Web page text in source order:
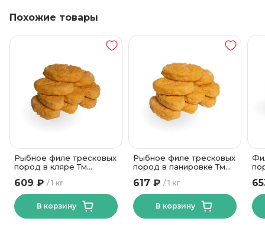
Жиры, в граммах (на 100 г)
Срок годности
Температура хранения
-18
Углеводы, в граммах (на 100г)
11
Вид упаковки
Целлофан
Похожие товары
Рыбное филе тресковых
пород в кляре Тм
1 кг
609 ₽
В корзину
Рыбное филе тресковых
пород в панировке Тм
1 кг
617 ₽
В корзину